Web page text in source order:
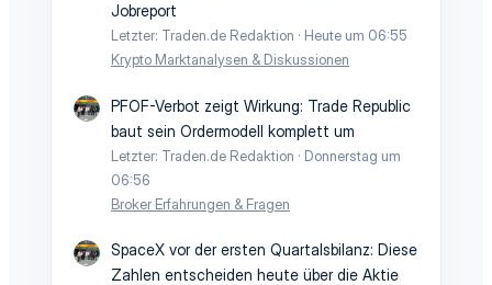
Jobreport
Letzter: Traden.de Redaktion
Heute um 06:55
Krypto Marktanalysen & Diskussionen
PFOF-Verbot zeigt Wirkung: Trade Republic
baut sein Ordermodell komplett um
Letzter: Traden.de Redaktion
Donnerstag um
06:56
Broker Erfahrungen & Fragen
SpaceX vor der ersten Quartalsbilanz: Diese
Zahlen entscheiden heute über die Aktie